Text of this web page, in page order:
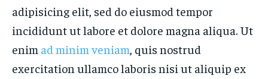
adipisicing elit, sed do eiusmod tempor
incididunt ut labore et dolore magna aliqua. Ut
enim ad minim veniam, quis nostrud
exercitation ullamco laboris nisi ut aliquip ex